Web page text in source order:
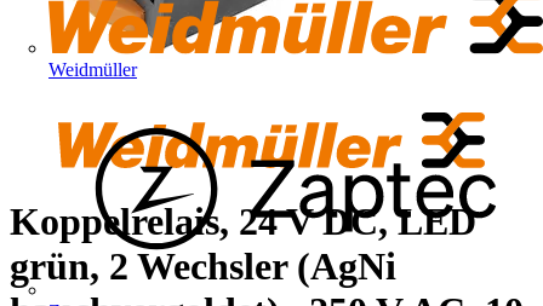
Weidmüller
Koppelrelais, 24 V DC, LED
grün, 2 Wechsler (AgNi